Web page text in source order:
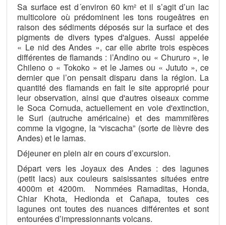
Sa surface est d´environ 60 km² et il s’agit d’un lac
multicolore où prédominent les tons rougeâtres en
raison des sédiments déposés sur la surface et des
pigments de divers types d'algues. Aussi appelée
« Le nid des Andes », car elle abrite trois espèces
différentes de flamands : l’Andino ou « Chururo », le
Chileno o « Tokoko » et le James ou « Jututo », ce
dernier que l’on pensait disparu dans la région. La
quantité des flamands en fait le site approprié pour
leur observation, ainsi que d'autres oiseaux comme
le Soca Cornuda, actuellement en voie d'extinction,
le Suri (autruche américaine) et des mammifères
comme la vigogne, la “viscacha” (sorte de lièvre des
Andes) et le lamas.
Déjeuner en plein air en cours d’excursion.
Départ vers les Joyaux des Andes : des lagunes
(petit lacs) aux couleurs saisissantes situées entre
4000m et 4200m. Nommées Ramaditas, Honda,
Chiar Khota, Hedionda et Cañapa, toutes ces
lagunes ont toutes des nuances différentes et sont
entourées d’impressionnants volcans.